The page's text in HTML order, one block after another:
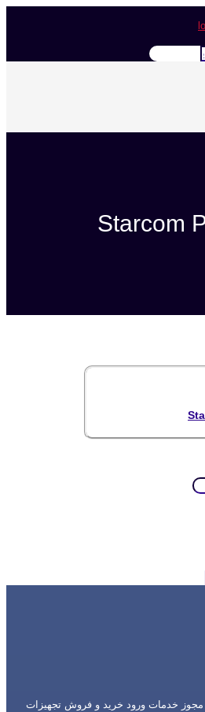
مجوز خدمات ورود خرید و فروش تجهیزات